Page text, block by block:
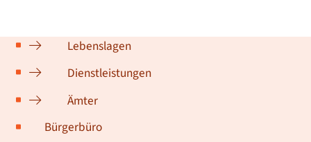
Lebenslagen
Dienstleistungen
Ämter
Bürgerbüro